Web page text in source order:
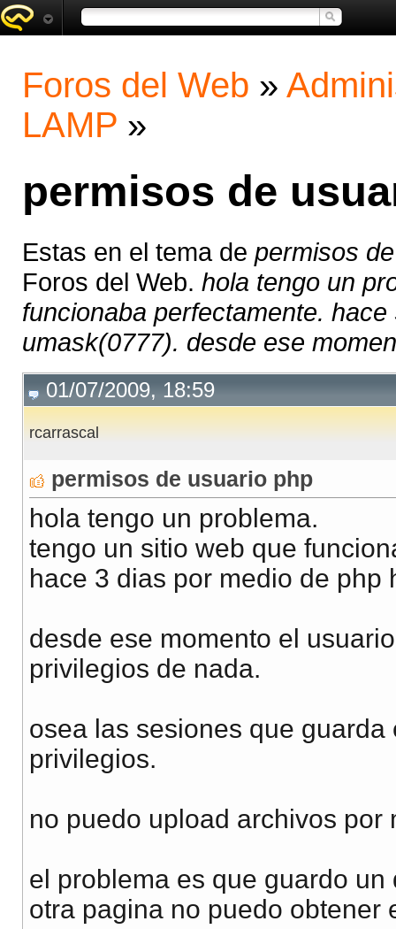
Foros del Web »
LAMP »
permisos de
Estas en el tema de permisos
Foros del Web. hola tengo un
funcionaba perfectamente.
umask(0777). desde ese
01/07/2009, 18:59
rcarrascal
permisos de usuario php
hola tengo un problema.
tengo un sitio web que
hace 3 dias por medio de php
desde ese momento el
privilegios de nada.
osea las sesiones que
privilegios.
no puedo upload archivos por
el problema es que guardo
otra pagina no puedo obtener